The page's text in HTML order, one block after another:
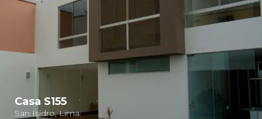
Casa S155
San Isidro, Lima